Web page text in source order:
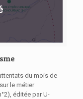
du mois de
le métier
éditée par U-